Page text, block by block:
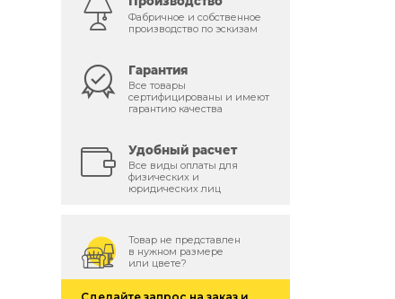
Фабричное и собственное
производство по эскизам
Гарантия
Все товары
сертифицированы и имеют
гарантию качества
Удобный расчет
Все виды оплаты для
физических и
юридических лиц
Товар не представлен
в нужном размере
или цвете?